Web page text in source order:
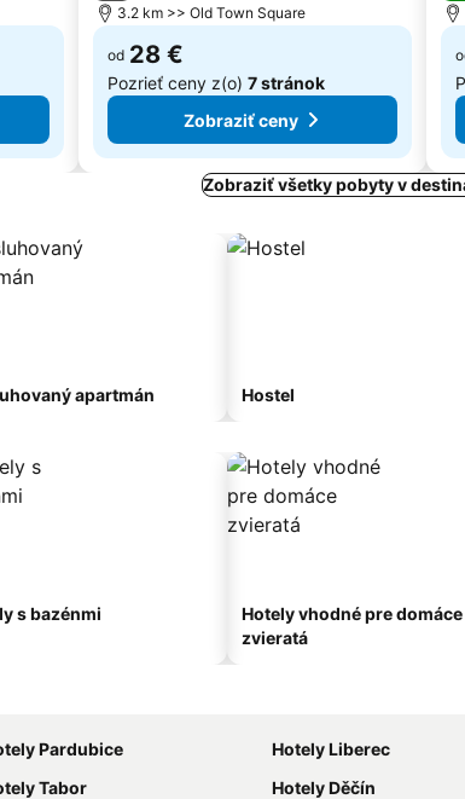
3.2 km >> Old Town Square
od 28 €
Pozrieť ceny z(o) 7 stránok
Zobraziť ceny
Zobraziť všetky pobyty v
apartmán Hostel
s bazénmi
Hotely vhodné pre domáce
zvieratá
Pardubice
Hotely Liberec
Tabor Hotely Děčín